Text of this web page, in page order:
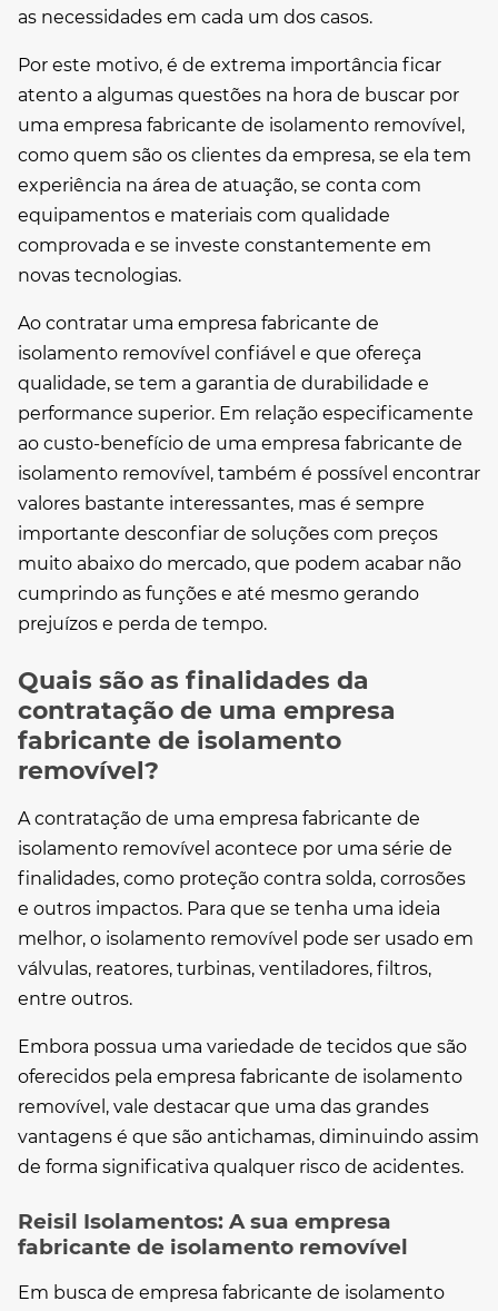
as necessidades em cada um dos casos.
Por este motivo, é de extrema importância ficar
atento a algumas questões na hora de buscar por
uma empresa fabricante de isolamento removível ,
como quem são os clientes da empresa, se ela tem
experiência na área de atuação, se conta com
equipamentos e materiais com qualidade
comprovada e se investe constantemente em
novas tecnologias.
Ao contratar uma empresa fabricante de
isolamento removível confiável e que ofereça
qualidade, se tem a garantia de durabilidade e
performance superior. Em relação especificamente
ao custo-benefício de uma empresa fabricante de
isolamento removível , também é possível encontrar
valores bastante interessantes, mas é sempre
importante desconfiar de soluções com preços
muito abaixo do mercado, que podem acabar não
cumprindo as funções e até mesmo gerando
prejuízos e perda de tempo.
Quais são as finalidades da
contratação de uma empresa
fabricante de isolamento
removível?
A contratação de uma empresa fabricante de
isolamento removível acontece por uma série de
finalidades, como proteção contra solda, corrosões
e outros impactos. Para que se tenha uma ideia
melhor, o isolamento removível pode ser usado em
válvulas, reatores, turbinas, ventiladores, filtros,
entre outros.
Embora possua uma variedade de tecidos que são
oferecidos pela empresa fabricante de isolamento
removível , vale destacar que uma das grandes
vantagens é que são antichamas, diminuindo assim
de forma significativa qualquer risco de acidentes.
Reisil Isolamentos: A sua empresa
fabricante de isolamento removível
Em busca de empresa fabricante de isolamento